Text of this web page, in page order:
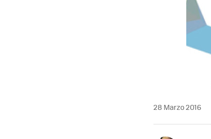
28 Marzo 2016